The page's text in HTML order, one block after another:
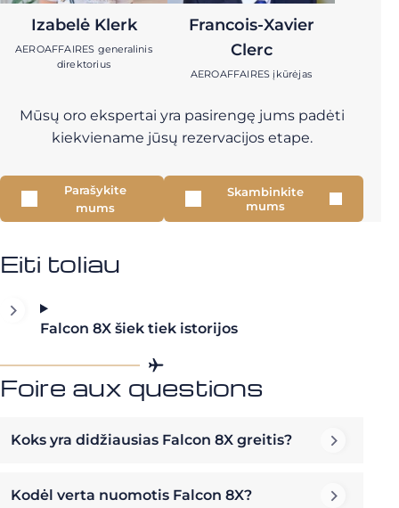
Izabelė Klerk
AEROAFFAIRES generalinis
direktorius
Francois-Xavier
Clerc
AEROAFFAIRES įkūrėjas
Mūsų oro ekspertai yra pasirengę jums padėti
kiekviename jūsų rezervacijos etape.
Parašykite
mums
Skambinkite
mums
Eiti toliau
Falcon 8X šiek tiek istorijos
Foire aux questions
Koks yra didžiausias Falcon 8X greitis?
Kodėl verta nuomotis Falcon 8X?